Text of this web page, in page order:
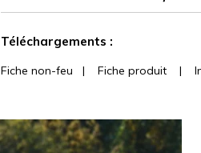
martindale
Téléchargements :
Fiche non-feu | Fiche produit |